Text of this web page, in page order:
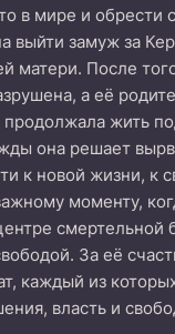
в мире и обрести
выйти замуж за
матери. После
а её
жить
она решает
к новой жизни, к
моменту,
За её
каждый из
власть и